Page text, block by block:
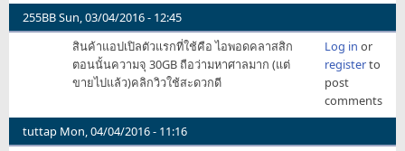
255BBSun, 03/04/2016 - 12:45
สินค้าแอปเปิลตัวแรกที่ใช้คือ ไอพอดคลาสสิก
ตอนนั้นความจุ 30GB ถือว่ามหาศาลมาก (แต่
ขายไปแล้ว)คลิกวิวใช้สะดวกดี
Log in or
registerto
post
comments
tuttap Mon, 04/04/2016 - 11:16